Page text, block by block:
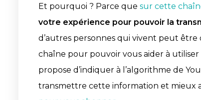
Et pourquoi ? Parce que sur cette
votre expérience pour pouvoir la
d’autres personnes qui vivent peut
chaîne pour pouvoir vous aider à utiliser
propose d’indiquer à l’algorithme de
transmettre cette information et mieux